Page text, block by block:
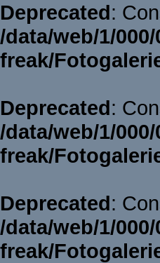
Deprecated:
/data/web/1/
freak/
Deprecated:
/data/web/1/
freak/
Deprecated:
/data/web/1/
freak/